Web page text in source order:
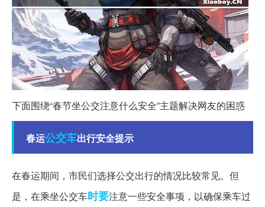
下面围绕“春节坐公交注意什么安全”主题解决网友的困惑
春运公交车出行安全提示
在春运期间，市民们选择公交出行的情况比较常见。但
是，在乘坐公交车时要注意一些安全事项，以确保乘车过